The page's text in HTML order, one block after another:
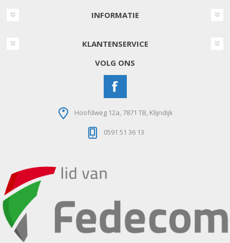
INFORMATIE
KLANTENSERVICE
VOLG ONS
Hoofdweg 12a, 7871 TB, Klijndijk
0591 51 36 13